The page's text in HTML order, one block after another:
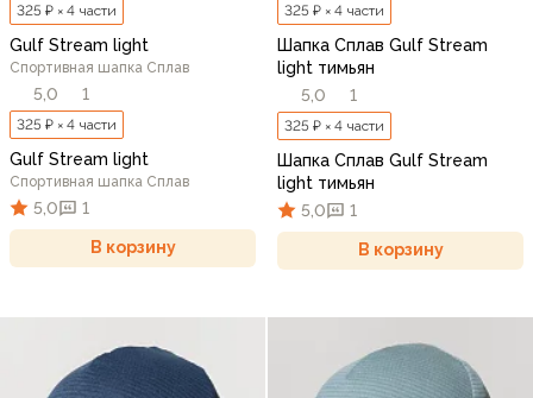
325 ₽ × 4 части
Gulf Stream light
Спортивная шапка Сплав
5,0 1
325 ₽ × 4 части
Gulf Stream light
Спортивная шапка Сплав
5,0 1
В корзину
325 ₽ × 4 части
Шапка Сплав Gulf Stream
light тимьян
5,0
1
325 ₽ × 4 части
Шапка Сплав Gulf Stream
light тимьян
5,0
1
В корзину